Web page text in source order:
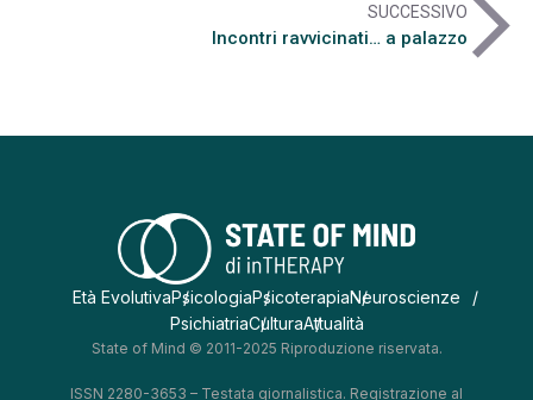
SUCCESSIVO
Incontri ravvicinati… a palazzoarrow_forward_ios
Età EvolutivaPsicologiaPsicoterapiaNeuroscienze
PsichiatriaCulturaAttualità
State of Mind © 2011-2025 Riproduzione riservata.
ISSN 2280-3653 – Testata giornalistica. Registrazione al